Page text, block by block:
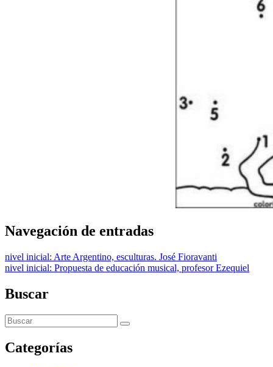
Navegación de entradas
nivel inicial: Arte Argentino, esculturas. José Fioravanti
nivel inicial: Propuesta de educación musical, profesor Ezequiel
Buscar
Categorías